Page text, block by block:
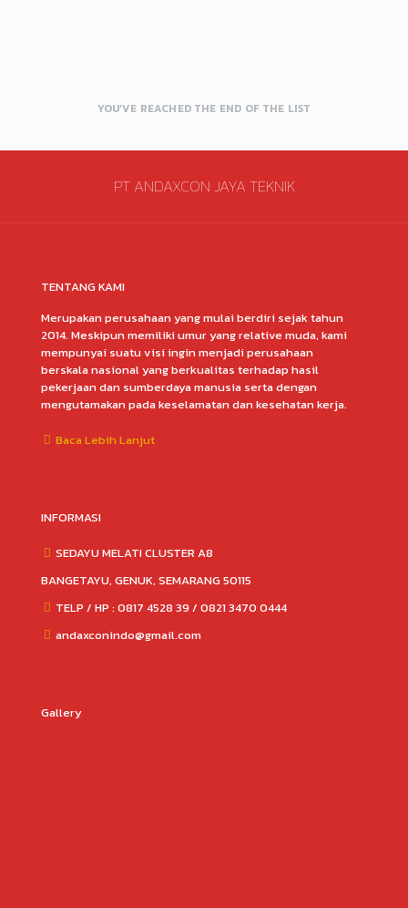
YOU’VE REACHED THE END OF THE LIST
PT ANDAXCON JAYA TEKNIK
TENTANG KAMI
Merupakan perusahaan yang mulai berdiri sejak tahun
2014. Meskipun memiliki umur yang relative muda, kami
mempunyai suatu visi ingin menjadi perusahaan
berskala nasional yang berkualitas terhadap hasil
pekerjaan dan sumberdaya manusia serta dengan
mengutamakan pada keselamatan dan kesehatan kerja.
Baca Lebih Lanjut
INFORMASI
SEDAYU MELATI CLUSTER A8
BANGETAYU, GENUK, SEMARANG 50115
TELP / HP : 0817 4528 39 / 0821 3470 0444
andaxconindo@gmail.com
Gallery